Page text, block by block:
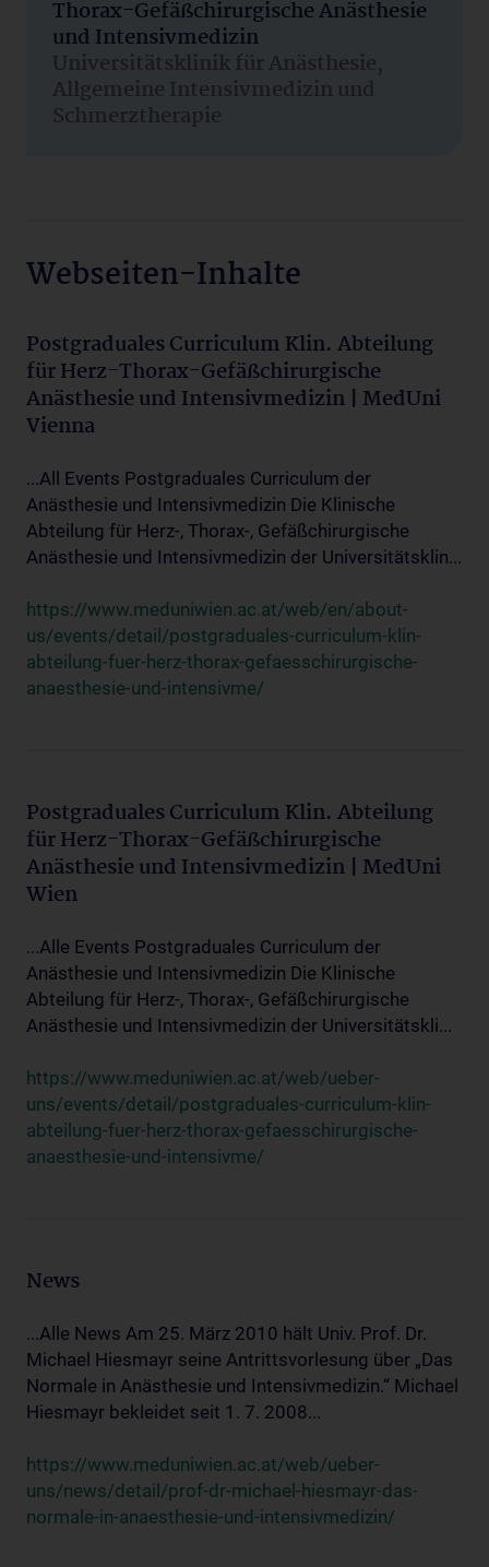
Thorax-Gefäßchirurgische Anästhesie
und Intensivmedizin
Universitätsklinik für Anästhesie,
Allgemeine Intensivmedizin und
Schmerztherapie
Webseiten-Inhalte
Postgraduales Curriculum Klin. Abteilung
für Herz-Thorax-Gefäßchirurgische
Anästhesie und Intensivmedizin | MedUni
Vienna
...All Events Postgraduales Curriculum der
Anästhesie und Intensivmedizin Die Klinische
Abteilung für Herz-, Thorax-, Gefäßchirurgische
Anästhesie und Intensivmedizin der Universitätsklin...
https://www.meduniwien.ac.at/web/en/about-
us/events/detail/postgraduales-curriculum-klin-
abteilung-fuer-herz-thorax-gefaesschirurgische-
anaesthesie-und-intensivme/
Postgraduales Curriculum Klin. Abteilung
für Herz-Thorax-Gefäßchirurgische
Anästhesie und Intensivmedizin | MedUni
Wien
...Alle Events Postgraduales Curriculum der
Anästhesie und Intensivmedizin Die Klinische
Abteilung für Herz-, Thorax-, Gefäßchirurgische
Anästhesie und Intensivmedizin der Universitätskli...
https://www.meduniwien.ac.at/web/ueber-
uns/events/detail/postgraduales-curriculum-klin-
abteilung-fuer-herz-thorax-gefaesschirurgische-
anaesthesie-und-intensivme/
News
...Alle News Am 25. März 2010 hält Univ. Prof. Dr.
Michael Hiesmayr seine Antrittsvorlesung über „Das
Normale in Anästhesie und Intensivmedizin.“ Michael
Hiesmayr bekleidet seit 1. 7. 2008...
https://www.meduniwien.ac.at/web/ueber-
uns/news/detail/prof-dr-michael-hiesmayr-das-
normale-in-anaesthesie-und-intensivmedizin/